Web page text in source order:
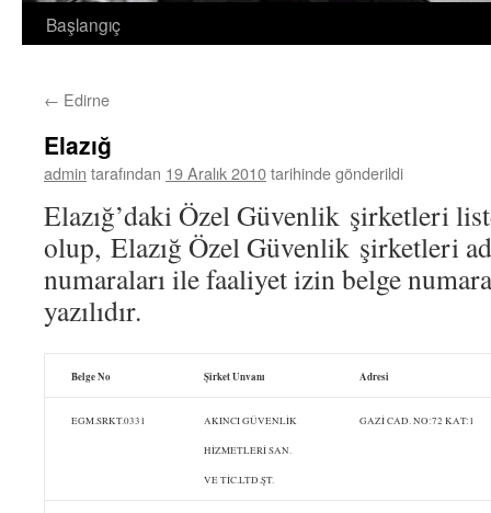
İçeriğe
Başlangıç
← Edirne
Elazığ
admin tarafından 19 Aralık 2010tarihinde gönderildi
Elazığ’daki Özel Güvenlik şirketleri
olup, Elazığ Özel Güvenlik şirketleri
numaraları ile faaliyet izin belge
yazılıdır.
Belge No Şirket Unvanı Adresi
EGM.SRKT.0331 AKINCI GÜVENLİK
HİZMETLERİ SAN.
VE TİC.LTD.ŞT.
GAZİ CAD. NO:72 KAT:1